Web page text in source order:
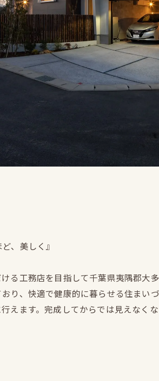
、美しく』
る工務店を目指して千葉県夷隅郡大
り、快適で健康的に暮らせる住まい
えます。完成してからでは見えなく